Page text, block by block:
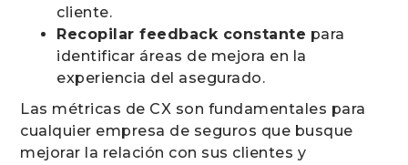
cliente.
Recopilar feedback constante para
identificar áreas de mejora en la
experiencia del asegurado.
Las métricas de CX son fundamentales para
cualquier empresa de seguros que busque
mejorar la relación con sus clientes y